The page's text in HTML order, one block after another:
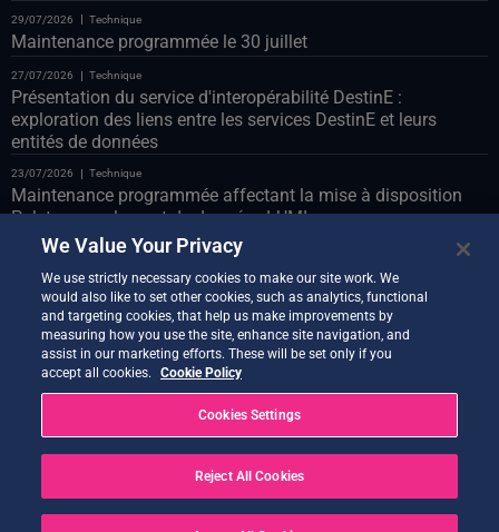
29/07/2026 Technique
Maintenance programmée le 30 juillet
27/07/2026 Technique
Présentation du service d'interopérabilité DestinE :
exploration des liens entre les services DestinE et leurs
entités de données
23/07/2026 Technique
Maintenance programmée affectant la mise à disposition
Polytope sur le pont de données LUMI
23/07/2026 Technique
Maintenance programmée du portail Web le 24 juillet
22/07/2026 Technique
Présentation du démonstrateur « Co-Design Assistant »
21/07/2026 Technique
Nouvelle version de Quantum Service désormais disponible
Earth Data Hub le 21 juillet
PROBLÈME RÉSOLU – Perturbations du service suite à OVH
Cloud
We Value Your Privacy
We use strictly necessary cookies to make our site work. We
would also like to set other cookies, such as analytics, functional
and targeting cookies, that help us make improvements by
measuring how you use the site, enhance site navigation, and
assist in our marketing efforts. These will be set only if you
accept all cookies.
Cookie Policy
Cookies Settings
Reject All Cookies